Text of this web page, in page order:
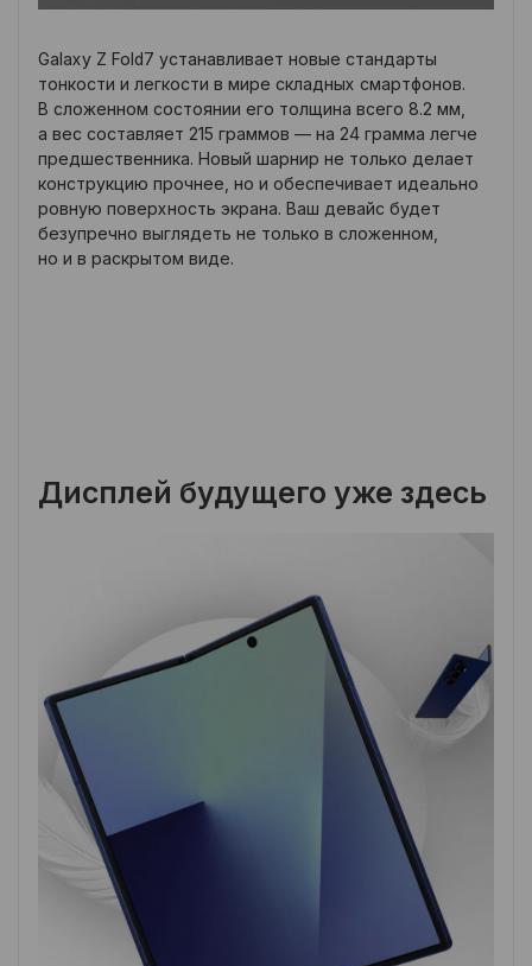
Galaxy Z Fold7 устанавливает новые стандарты
тонкости и легкости в мире складных смартфонов.
В сложенном состоянии его толщина всего 8.2 мм,
а вес составляет 215 граммов — на 24 грамма легче
предшественника. Новый шарнир не только делает
конструкцию прочнее, но и обеспечивает идеально
ровную поверхность экрана. Ваш девайс будет
безупречно выглядеть не только в сложенном,
но и в раскрытом виде.
Дисплей будущего уже здесь